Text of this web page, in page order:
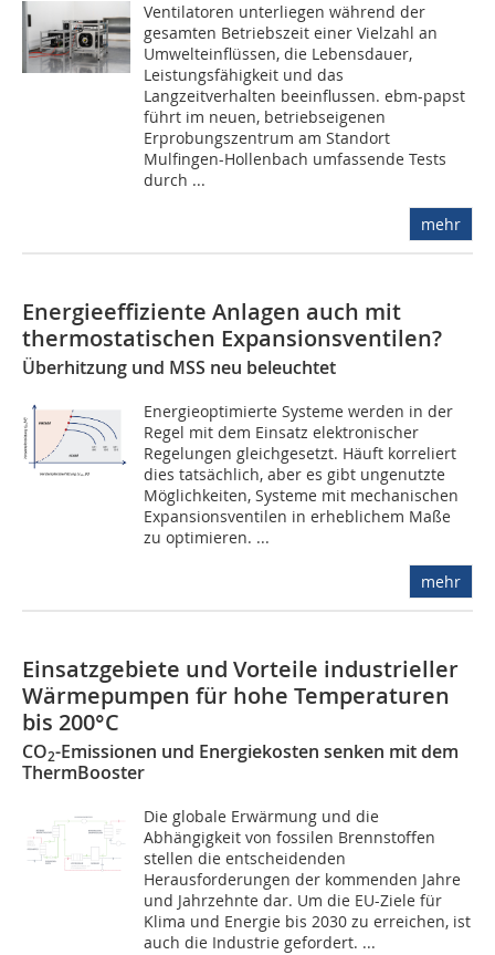
Ventilatoren unterliegen während der
gesamten Betriebszeit einer Vielzahl an
Umwelteinflüssen, die Lebensdauer,
Leistungsfähigkeit und das
Langzeitverhalten beeinflussen. ebm-papst
führt im neuen, betriebseigenen
Erprobungszentrum am Standort
Mulfingen-Hollenbach umfassende Tests
durch ...
mehr
Energieeffiziente Anlagen auch mit
thermostatischen Expansionsventilen?
Überhitzung und MSS neu beleuchtet
Energieoptimierte Systeme werden in der
Regel mit dem Einsatz elektronischer
Regelungen gleichgesetzt. Häuft korreliert
dies tatsächlich, aber es gibt ungenutzte
Möglichkeiten, Systeme mit mechanischen
Expansionsventilen in erheblichem Maße
zu optimieren. ...
mehr
Einsatzgebiete und Vorteile industrieller
Wärmepumpen für hohe Temperaturen
bis 200°C
CO2-Emissionen und Energiekosten senken mit dem
ThermBooster
Die globale Erwärmung und die
Abhängigkeit von fossilen Brennstoffen
stellen die entscheidenden
Herausforderungen der kommenden Jahre
und Jahrzehnte dar. Um die EU-Ziele für
Klima und Energie bis 2030 zu erreichen, ist
auch die Industrie gefordert. ...